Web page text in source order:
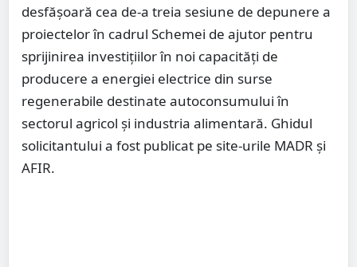
desfășoară cea de-a treia sesiune de depunere a
proiectelor în cadrul Schemei de ajutor pentru
sprijinirea investițiilor în noi capacități de
producere a energiei electrice din surse
regenerabile destinate autoconsumului în
sectorul agricol și industria alimentară. Ghidul
solicitantului a fost publicat pe site-urile MADR și
AFIR.